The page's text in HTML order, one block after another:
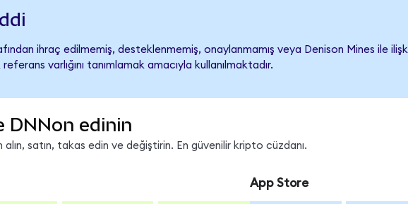
ihraç edilmemiş, desteklenmemiş, onaylanmamış veya Denison Mines ile
varlığını tanımlamak amacıyla kullanılmaktadır.
DNNon edinin
satın, takas edin ve değiştirin. En güvenilir kripto cüzdanı.
App Store